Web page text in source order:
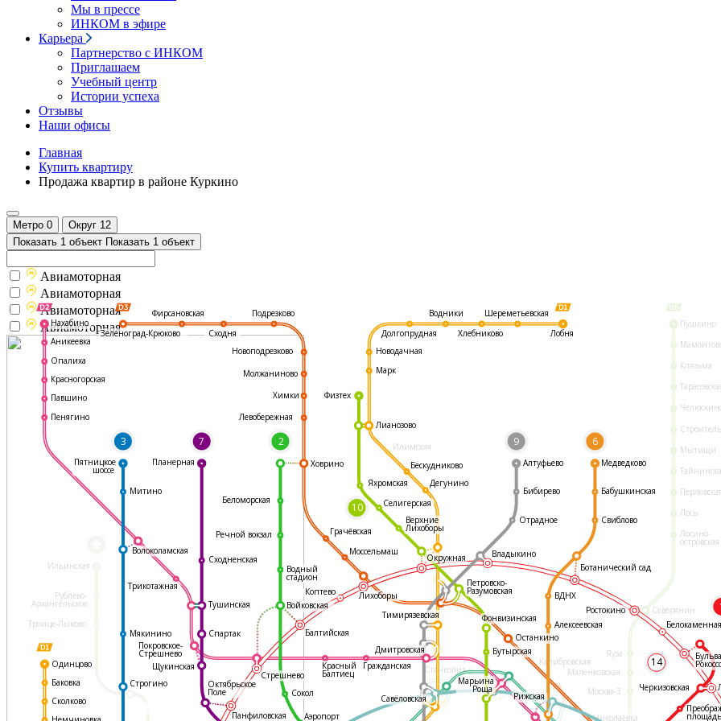
Мы в прессе
ИНКОМ в эфире
Карьера
Партнерство с ИНКОМ
Приглашаем
Учебный центр
Истории успеха
Отзывы
Наши офисы
Главная
Купить квартиру
Продажа квартир в районе Куркино
Метро 0 Округ 12
Показать 1 объект Показать 1 объект
Илимская
Пушкино
Клязьма
Мытищи
Лось
Лосино-
островская
Северянин
Яуза
Маленковская
Москва-3
Николаевка
Ильинская
Рублево-
Архангельское
Троице-Лыково
Калибровская
Станколит
3 7
14
2 9 6
10
Фирсановская
Сходня
Подрезково
Новоподрезково
Молжаниново
Химки
Левобережная
Ховрино
Грачёвская
Моссельмаш
Останкино
Медведково
Бабушкинская
Свиблово
ВДНХ
Алексеевская
Рижская
Аэропорт
Сокол
Красный
Балтиец
Гражданская
Дмитровская
Коптево Лихоборы
Балтийская
Войковская
Водный
стадион
Сходненская
Трикотажная
Волоколамская
Тушинская
Мякинино
Строгино
Митино
Нахабино
Аникеевка
Опалиха
Красногорская
Павшино
Пенягино
Одинцово
Баковка
Сколково
Пятницкое
шоссе
Планерная
Спартак
Стрешнево
Щукинская
Октябрьское
Поле
Панфиловская
Окружная
Дегунино
Бескудниково
Верхние
Лихоборы
Селигерская
Физтех
Яхромская
Марк
Лианозово
Новодачная
Речной вокзал
Беломорская
Долгопрудная
Водники
Хлебниково
Шереметьевская
Лобня
Тимирязевская
Марьина
Роща
Савёловская
Фонвизинская
Бутырская
Петровско-
Разумовская
Покровское-
Стрешнево
Бибирево
Отрадное
Владыкино
Ботанический сад
Алтуфьево
Ростокино
Черкизовская
площадь
Зеленоград-Крюково
Авиамоторная
Авиамоторная
Авиамоторная
Авиамоторная